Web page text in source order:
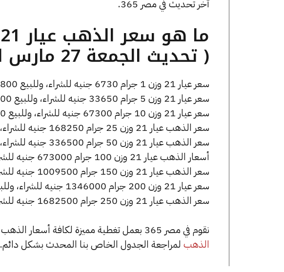
آخر تحديث في مصر 365.
( تحديث الجمعة 27 مارس الساعة 2:10 مساءً )
سعر عيار 21 وزن 1 جرام 6730 جنيه للشراء، وللبيع 6800 جنيه.
سعر عيار 21 وزن 5 جرام 33650 جنيه للشراء، وللبيع 34000 جنيه.
سعر عيار 21 وزن 10 جرام 67300 جنيه للشراء، وللبيع 68000 جنيه.
سعر الذهب عيار 21 وزن 25 جرام 168250 جنيه للشراء، وللبيع 170000 جنيه.
سعر الذهب عيار 21 وزن 50 جرام 336500 جنيه للشراء، وللبيع 340000 جنيه.
أسعار الذهب عيار 21 وزن 100 جرام 673000 جنيه للشراء، وللبيع 680000 جنيه.
سعر الذهب عيار 21 وزن 150 جرام 1009500 جنيه للشراء، وللبيع 1020000 جنيه.
سعر عيار 21 وزن 200 جرام 1346000 جنيه للشراء، وللبيع 1360000 جنيه.
سعر الذهب عيار 21 وزن 250 جرام 1682500 جنيه للشراء، وللبيع 1700000 جنيه.
نقوم في مصر 365 بعمل تغطية مميزة لكافة أسعار الذهب في مصر، يمكنك الاطلاع على صفحة
الذهب لمراجعة الجدول الخاص بنا المحدث بشكل دائم.